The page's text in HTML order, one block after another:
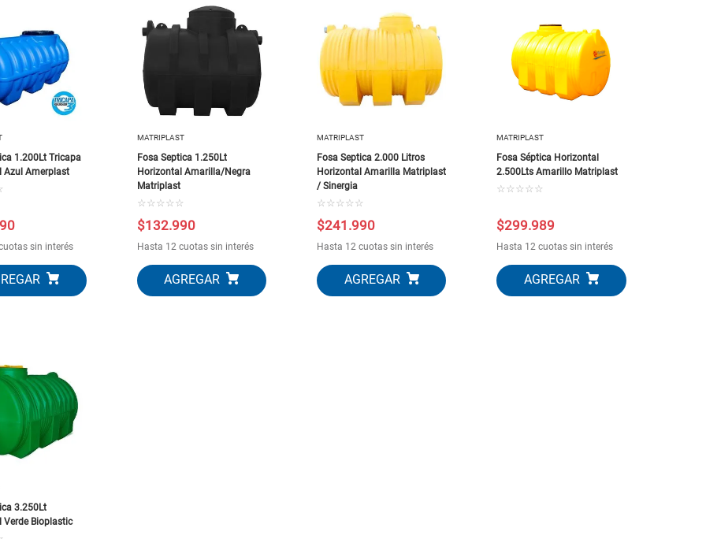
1.200Lt Tricapa
Azul Amerplast
sin interés
MATRIPLAST
Fosa Septica 1.250Lt
Horizontal Amarilla/Negra
Matriplast
☆ ☆ ☆ ☆ ☆
$132.990
Hasta 12 cuotas sin interés
MATRIPLAST
Fosa Septica 2.000 Litros
Horizontal Amarilla Matriplast
/ Sinergia
☆ ☆ ☆ ☆ ☆
$241 .990
Hasta 12 cuotas sin interés
MATRIPLAST
Fosa Séptica Horizontal
2.500Lts Amarillo Matriplast
☆ ☆ ☆ ☆ ☆
$299.989
Hasta 12 cuotas sin interés
3.250Lt
Verde Bioplastic